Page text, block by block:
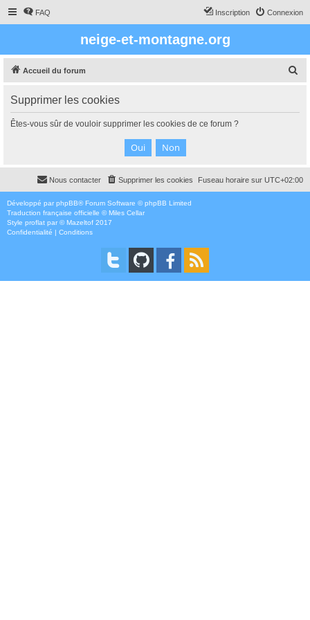
FAQ Connexion
Inscription
neige-et-montagne.org
Accueil du forum
c
Supprimer les cookies
Êtes-vous sûr de vouloir supprimer les cookies de ce forum ?
Fuseau horaire sur UTC+02:00
Supprimer les cookies
Nous contacter
Développé par phpBB® Forum Software © phpBB Limited
Traduction française officielle ©Miles Cellar
Style proflat par ©Mazeltof 2017
Confidentialité | Conditions